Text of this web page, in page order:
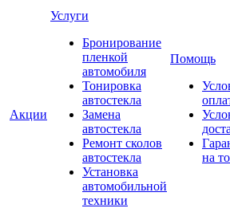
Акции
Услуги
Бронирование
пленкой
автомобиля
Тонировка
автостекла
Замена
автостекла
Ремонт сколов
автостекла
Установка
автомобильной
техники
Помощь
на